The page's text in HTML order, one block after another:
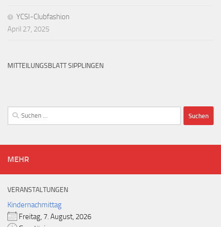
YCSI-Clubfashion
April 27, 2025
MITTEILUNGSBLATT SIPPLINGEN
Suchen
nach:
MEHR
VERANSTALTUNGEN
Kindernachmittag
Freitag, 7. August, 2026